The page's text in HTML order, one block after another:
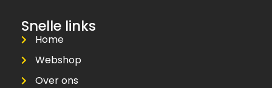
Snelle links
Home
Webshop
Over ons